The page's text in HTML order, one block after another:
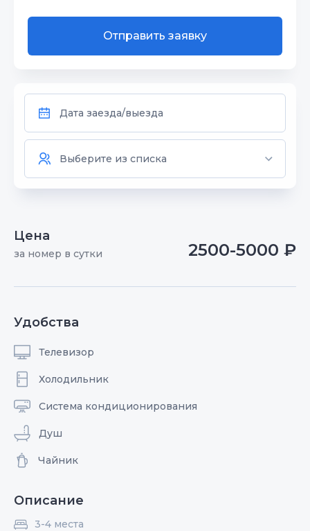
Отправить заявку
Цена
за номер в сутки 2500-5000 ₽
Удобства
Телевизор
Холодильник
Система кондиционирования
Душ
Чайник
Описание
3-4 места